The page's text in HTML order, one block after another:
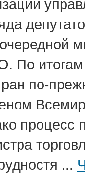
По
по-
процесс
...